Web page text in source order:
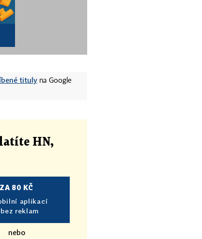
tituly na Google
HN,
ZA 80 KČ
aplikací
reklam
nebo